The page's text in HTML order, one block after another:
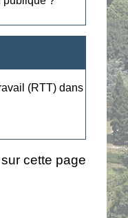
(RTT) dans
cette page